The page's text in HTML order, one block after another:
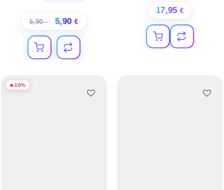
6,90€ 5,90 €
17,95 €
-10%